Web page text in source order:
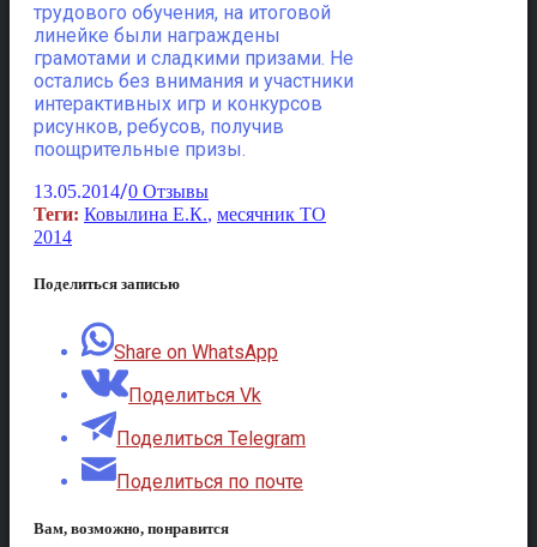
трудового обучения, на итоговой
линейке были награждены
грамотами и сладкими призами. Не
остались без внимания и участники
интерактивных игр и конкурсов
рисунков, ребусов, получив
поощрительные призы.
13.05.2014/0 Отзывы
Теги: Ковылина Е.К., месячник ТО
2014
Поделиться записью
Share on WhatsApp
Поделиться Vk
Поделиться Telegram
Поделиться по почте
Вам, возможно, понравится